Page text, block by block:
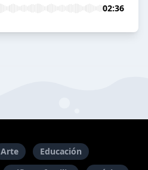
02:36
Arte
Educación